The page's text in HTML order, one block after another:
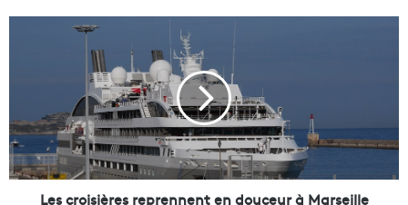
e
s
v
i
o
i
s
i
Les croisières reprennent en douceur à Marseille